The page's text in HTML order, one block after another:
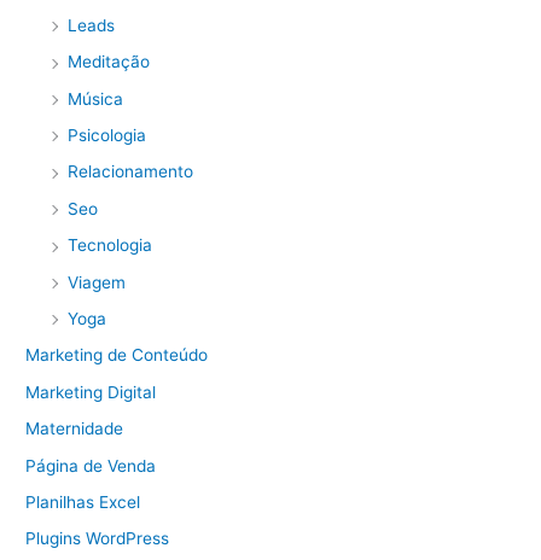
Leads
Meditação
Música
Psicologia
Relacionamento
Seo
Tecnologia
Viagem
Yoga
Marketing de Conteúdo
Marketing Digital
Maternidade
Página de Venda
Planilhas Excel
Plugins WordPress